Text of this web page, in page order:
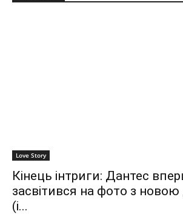
Love Story
Кінець інтриги: Дантес
засвітився на фото з
(і...